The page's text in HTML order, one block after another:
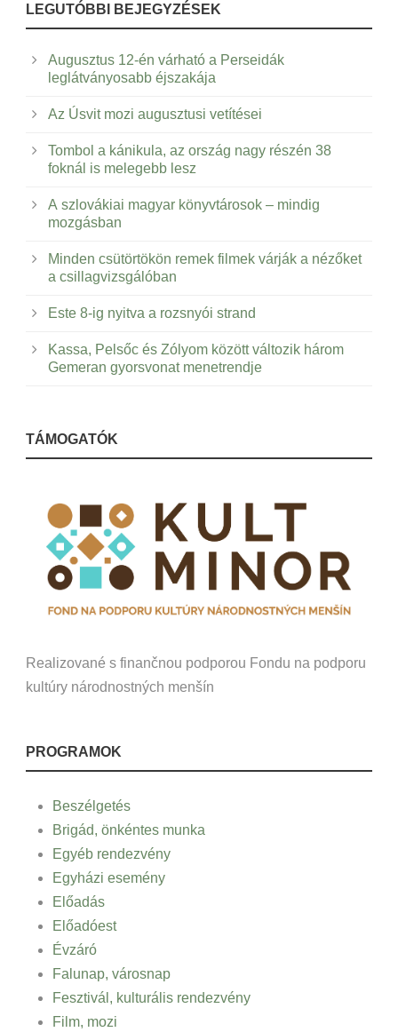
LEGUTÓBBI BEJEGYZÉSEK
Augusztus 12-én várható a Perseidák
leglátványosabb éjszakája
Az Úsvit mozi augusztusi vetítései
Tombol a kánikula, az ország nagy részén 38
foknál is melegebb lesz
A szlovákiai magyar könyvtárosok – mindig
mozgásban
Minden csütörtökön remek filmek várják a nézőket
a csillagvizsgálóban
Este 8-ig nyitva a rozsnyói strand
Kassa, Pelsőc és Zólyom között változik három
Gemeran gyorsvonat menetrendje
TÁMOGATÓK
Realizované s finančnou podporou Fondu na podporu
kultúry národnostných menšín
PROGRAMOK
Beszélgetés
Brigád, önkéntes munka
Egyéb rendezvény
Egyházi esemény
Előadás
Előadóest
Évzáró
Falunap, városnap
Fesztivál, kulturális rendezvény
Film, mozi